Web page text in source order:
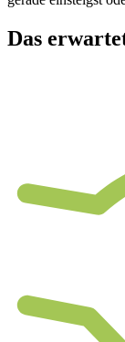
Das